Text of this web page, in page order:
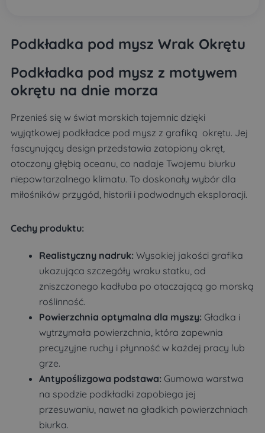
Podkładka pod mysz Wrak Okrętu
Podkładka pod mysz z motywem
okrętu na dnie morza
Przenieś się w świat morskich tajemnic dzięki
wyjątkowej podkładce pod mysz z grafiką okrętu. Jej
fascynujący design przedstawia zatopiony okręt,
otoczony głębią oceanu, co nadaje Twojemu biurku
niepowtarzalnego klimatu. To doskonały wybór dla
miłośników przygód, historii i podwodnych eksploracji.
Cechy produktu:
Realistyczny nadruk: Wysokiej jakości grafika
ukazująca szczegóły wraku statku, od
zniszczonego kadłuba po otaczającą go morską
roślinność.
Powierzchnia optymalna dla myszy: Gładka i
wytrzymała powierzchnia, która zapewnia
precyzyjne ruchy i płynność w każdej pracy lub
grze.
Antypoślizgowa podstawa: Gumowa warstwa
na spodzie podkładki zapobiega jej
przesuwaniu, nawet na gładkich powierzchniach
biurka.